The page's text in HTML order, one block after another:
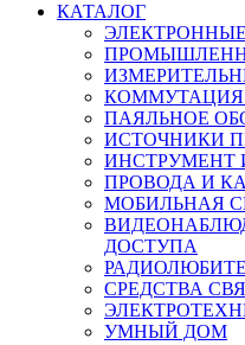
КАТАЛОГ
КОММУТАЦИЯ
ПАЯЛЬНОЕ
ИСТОЧНИКИ
ИНСТРУМЕНТ
ПРОВОДА И
МОБИЛЬНАЯ
ДОСТУПА
СРЕДСТВА
УМНЫЙ ДОМ